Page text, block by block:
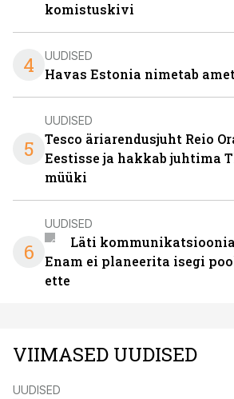
komistuskivi
4 UUDISED
Havas Estonia nimetab
5
UUDISED
Tesco äriarendusjuht Reio
Eestisse ja hakkab juhtima
müüki
6
UUDISED
Läti
Enam ei planeerita isegi
ette
VIIMASED UUDISED
UUDISED